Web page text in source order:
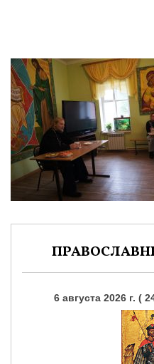
6 августа 2026 г. (